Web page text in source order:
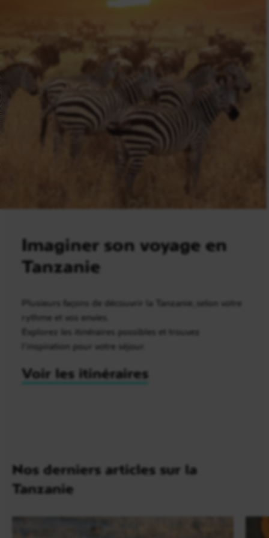
Imaginer son voyage en
Tanzanie
Plusieurs façons de découvrir la Tanzanie, selon votre
rythme et vos envies.
Explorez les itinéraires possibles et trouvez
l’inspiration pour votre séjour.
Voir les itinéraires
Nos derniers articles sur la
Tanzanie